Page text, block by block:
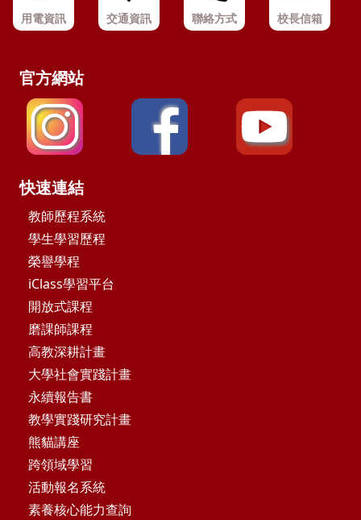
用電資訊 交通資訊 聯絡方式 校長信箱
官方網站
快速連結
教師歷程系統
學生學習歷程
榮譽學程
iClass學習平台
開放式課程
磨課師課程
高教深耕計畫
大學社會實踐計畫
永續報告書
教學實踐研究計畫
熊貓講座
跨領域學習
活動報名系統
素養核心能力查詢